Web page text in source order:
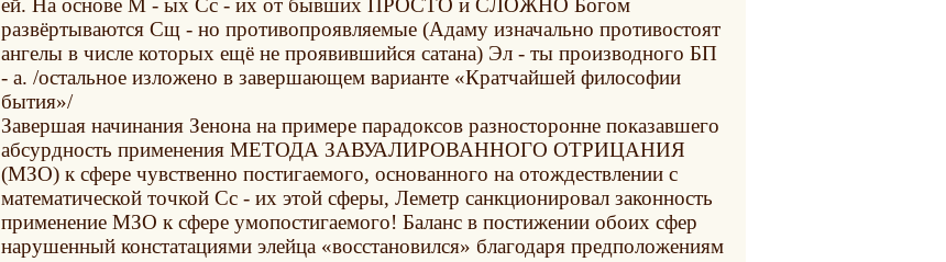
развёртываются Сщ - но противопроявляемые (Адаму изначально противостоят
ангелы в числе которых ещё не проявившийся сатана) Эл - ты производного БП
- а. /остальное изложено в завершающем варианте «Кратчайшей философии
бытия»/
Завершая начинания Зенона на примере парадоксов разносторонне показавшего
абсурдность применения МЕТОДА ЗАВУАЛИРОВАННОГО ОТРИЦАНИЯ
(МЗО) к сфере чувственно постигаемого, основанного на отождествлении с
математической точкой Сс - их этой сферы, Леметр санкционировал законность
применение МЗО к сфере умопостигаемого! Баланс в постижении обоих сфер
нарушенный констатациями элейца «восстановился» благодаря предположениям